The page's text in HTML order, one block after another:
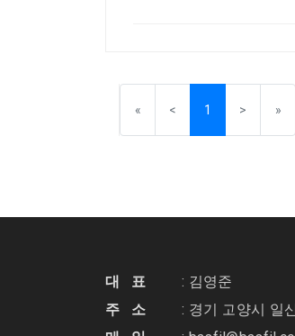
« < Previous
1 (current)
> »
대 표
: 김영준
주 소
: 경기 고양시 일